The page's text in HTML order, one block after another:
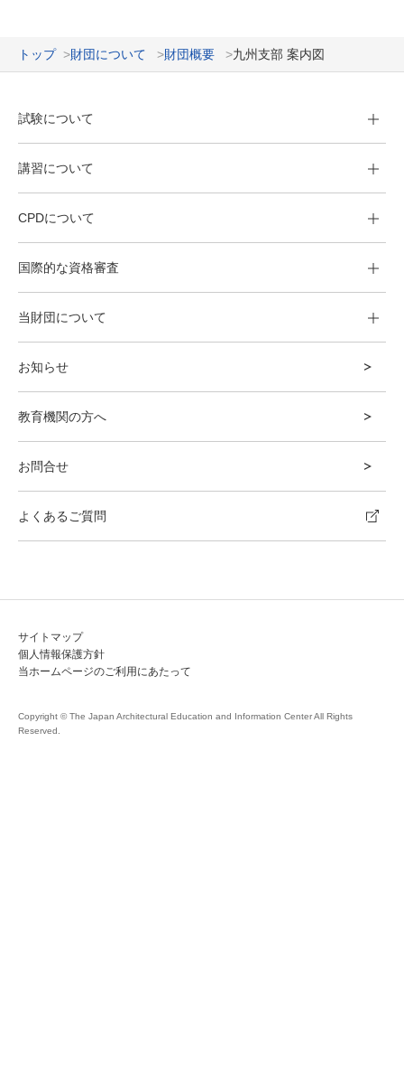
トップ 財団について 財団概要 九州支部 案内図
試験について
講習について
CPDについて
国際的な資格審査
当財団について
お知らせ
教育機関の方へ
お問合せ
よくあるご質問
サイトマップ
個人情報保護方針
当ホームページのご利用にあたって
Copyright © The Japan Architectural Education and Information Center All Rights
Reserved.